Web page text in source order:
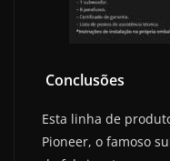
Conclusões
Esta linha de
Pioneer, o famoso